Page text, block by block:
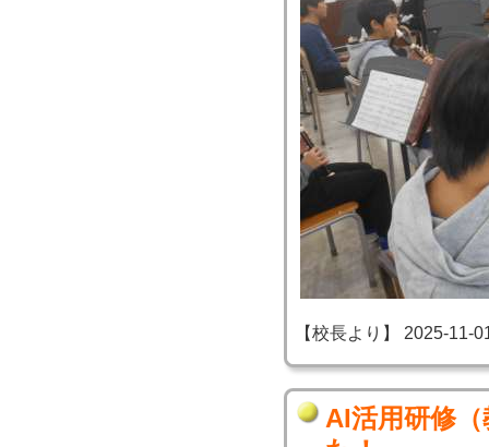
【校長より】 2025-11-
AI活用研修